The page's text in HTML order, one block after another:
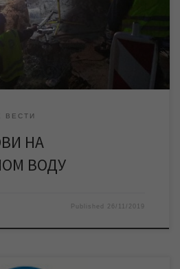
целог града. У ноћи између
и канализација“ Зрењанин
на магистралном […]
ВЕСТИ
НА
ВОДУ
Published 26/11/2019